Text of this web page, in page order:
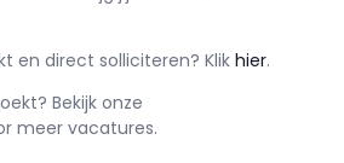
en direct solliciteren? Klik hier.
Bekijk onze
meer vacatures.